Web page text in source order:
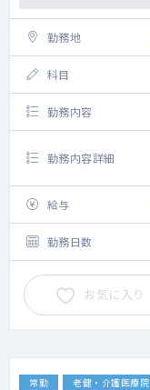
勤務地
科目
勤務内容
勤務内容詳細
給与
勤務日数
お気に入り
常勤 老健・介護医療院